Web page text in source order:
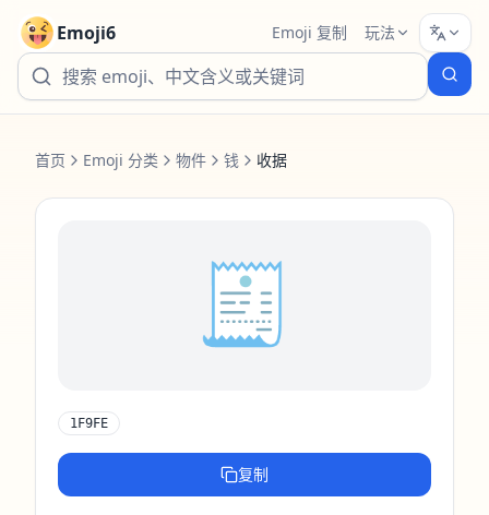
Emoji6 Emoji 复制 玩法
首页 Emoji 分类 物件 钱 收据
🧾
1F9FE
复制